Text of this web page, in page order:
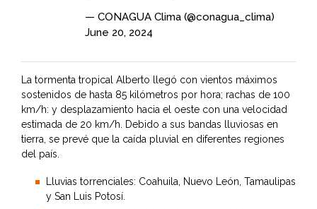
— CONAGUA Clima (@conagua_clima)
June 20, 2024
La tormenta tropical Alberto llegó con vientos máximos
sostenidos de hasta 85 kilómetros por hora; rachas de 100
km/h: y desplazamiento hacia el oeste con una velocidad
estimada de 20 km/h. Debido a sus bandas lluviosas en
tierra, se prevé que la caída pluvial en diferentes regiones
del país.
Lluvias torrenciales: Coahuila, Nuevo León, Tamaulipas
y San Luis Potosí.